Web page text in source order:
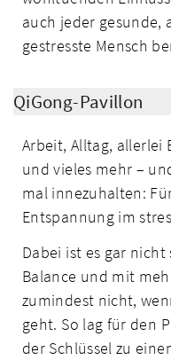
auch jeder gesunde,
gestresste Mensch
QiGong-Pavillon
Arbeit, Alltag, allerlei
und vieles mehr –
mal innezuhalten:
Entspannung im
Dabei ist es gar nicht
Balance und mit
zumindest nicht,
geht. So lag für den
der Schlüssel zu